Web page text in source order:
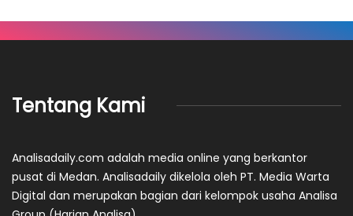
Tentang Kami
Analisadaily.com adalah media online yang berkantor
pusat di Medan. Analisadaily dikelola oleh PT. Media Warta
Digital dan merupakan bagian dari kelompok usaha Analisa